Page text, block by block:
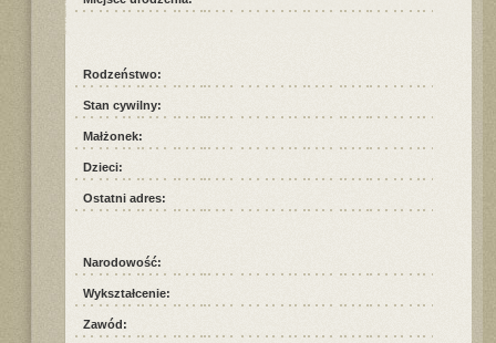
Rodzeństwo:
Stan cywilny:
Małżonek:
Dzieci:
Ostatni adres:
Narodowość:
Wykształcenie:
Zawód: